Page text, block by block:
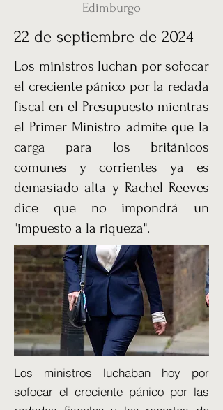
Edimburgo
22 de septiembre de 2024
Los ministros luchan por sofocar
el creciente pánico por la redada
fiscal en el Presupuesto mientras
el Primer Ministro admite que la
carga para los británicos
comunes y corrientes ya es
demasiado alta y Rachel Reeves
dice que no impondrá un
"impuesto a la riqueza".
Los ministros luchaban hoy por
sofocar el creciente pánico por las